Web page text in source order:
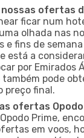
ofertas
ficar num
olhada nas
e fins de
está a
por Emirados
também pode
preço final.
ofertas
Prime,
em voos,